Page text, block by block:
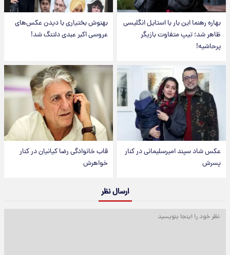
بهاره رهنما این بار با استایل انگلیسی
ظاهر شد؛ تیپ متفاوت بازیگر
پرحاشیه!
بهنوش بختیاری با دیدن عکس‌های
عروسی اکبر عبدی دلتنگ شد!
عکس شاد سپند امیرسلیمانی در کنار
پسرش
قاب خانوادگی رضا کیانیان در کنار
خواهرش
ارسال نظر